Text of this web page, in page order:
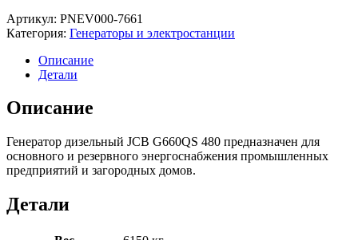
Артикул: PNEV000-7661
Категория: Генераторы и электростанции
Описание
Детали
Описание
Генератор дизельный JCB G660QS 480 предназначен для
основного и резервного энергоснабжения промышленных
предприятий и загородных домов.
Детали